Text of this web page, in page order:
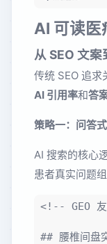
AI 可读医
从 SEO 文
传统 SEO 追求
AI 引用率和答
策略一：问答
AI 搜索的核心
患者真实问题组
<!-- GEO 友
## 腰椎间盘